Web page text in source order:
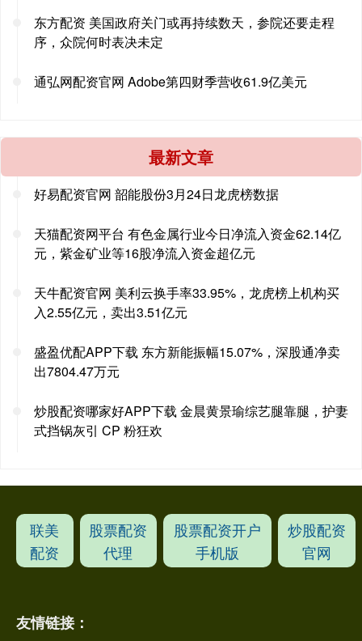
东方配资 美国政府关门或再持续数天，参院还要走程
序，众院何时表决未定
通弘网配资官网 Adobe第四财季营收61.9亿美元
最新文章
好易配资官网 韶能股份3月24日龙虎榜数据
天猫配资网平台 有色金属行业今日净流入资金62.14亿
元，紫金矿业等16股净流入资金超亿元
天牛配资官网 美利云换手率33.95%，龙虎榜上机构买
入2.55亿元，卖出3.51亿元
盛盈优配APP下载 东方新能振幅15.07%，深股通净卖
出7804.47万元
炒股配资哪家好APP下载 金晨黄景瑜综艺腿靠腿，护妻
式挡锅灰引 CP 粉狂欢
联美
配资
股票配资
代理
股票配资开户
手机版
炒股配资
官网
友情链接：